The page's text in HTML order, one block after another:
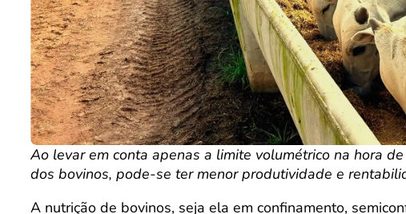
Ao levar em conta apenas a limite volumétrico na hora
dos bovinos, pode-se ter menor produtividade e
A nutrição de bovinos, seja ela em confinamento,